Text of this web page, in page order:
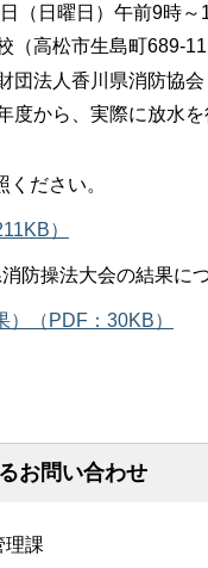
（日曜日）午前9時
（高松市生島町689-11
団法人香川県消防協会
度から、実際に放水
ださい。
）
防操法大会の結果に
（PDF：30KB）
お問い合わせ
理課